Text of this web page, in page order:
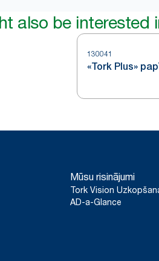
also be interested
130041
«Tork Plus»
Mūsu risinājumi
Tork Vision
AD-a-Glance